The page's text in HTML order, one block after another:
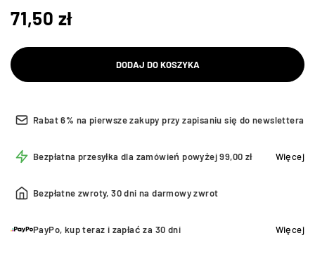
71,50 zł
DODAJ DO KOSZYKA
Rabat 6% na pierwsze zakupy przy zapisaniu się do newslettera
Bezpłatna przesyłka dla zamówień powyżej 99,00 zł Więcej
Bezpłatne zwroty, 30 dni na darmowy zwrot
PayPo, kup teraz i zapłać za 30 dni Więcej